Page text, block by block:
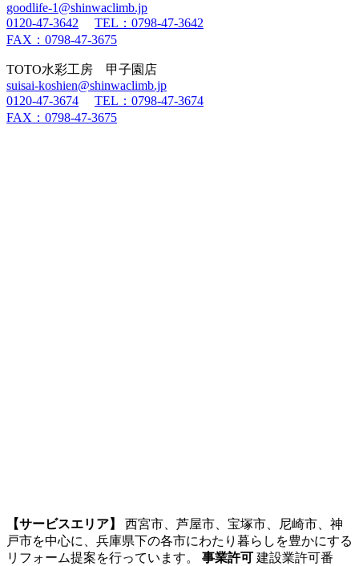
goodlife-1@shinwaclimb.jp
0120-47-3642
TEL：0798-47-3642
FAX：0798-47-3675
TOTO水彩工房 甲子園店
suisai-koshien@shinwaclimb.jp
0120-47-3674
TEL：0798-47-3674
FAX：0798-47-3675
【サービスエリア】
西宮市、芦屋市、宝塚市、尼崎市、神
戸市を中心に、兵庫県下の各市にわたり暮らしを豊かにする
リフォーム提案を行っています。 事業許可 建設業許可番